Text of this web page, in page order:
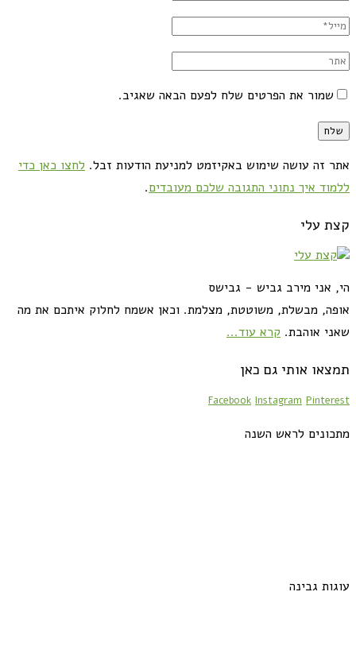
שמור את הפרטים שלח לפעם הבאה שאגיב.
אתר זה עושה שימוש באקיזמט למניעת הודעות זבל. לחצו כאן כדי
ללמוד איך נתוני התגובה שלכם מעובדים.
קצת עלי
הי, אני מירב גביש - גבישס
אופה, מבשלת, משוטטת, מצלמת. וכאן אשמח לחלוק איתכם את מה
שאני אוהבת. קרא עוד...
תמצאו אותי גם כאן
Facebook Instagram Pinterest
מתכונים לראש השנה
עוגות גבינה